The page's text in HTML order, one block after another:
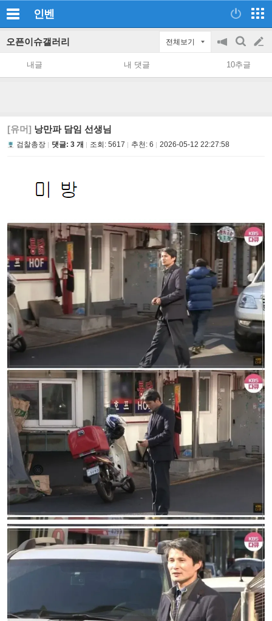
인벤
오픈이슈갤러리 전체보기
공
지
on/off
검
색
글
쓰
내글 내 댓글 10추글
[유머] 낭만파 담임 선생님
검찰총장 댓글: 3 개 조회: 5617 추천: 6 2026-05-12 22:27:58